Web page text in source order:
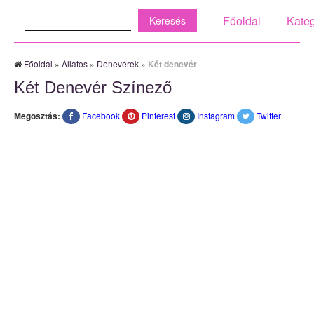
Főoldal
Főoldal » Állatos » Denevérek » Két denevér
Két Denevér Színező
Megosztás: Facebook Pinterest Instagram Twitter